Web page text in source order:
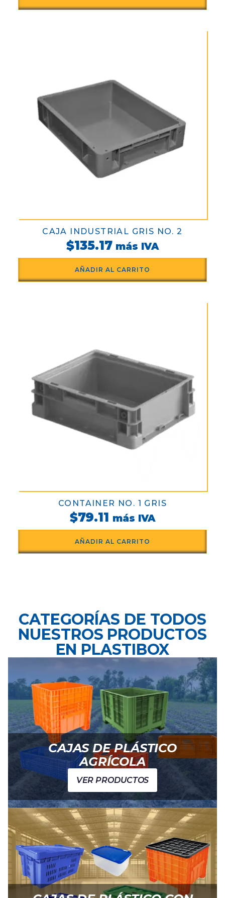
CAJA INDUSTRIAL GRIS NO. 2
$135.17 más IVA
AÑADIR AL CARRITO
CONTAINER NO. 1 GRIS
$79.11 más IVA
AÑADIR AL CARRITO
CATEGORÍAS DE TODOS
NUESTROS PRODUCTOS
EN PLASTIBOX
CAJAS DE PLÁSTICO
AGRÍCOLA
VER PRODUCTOS